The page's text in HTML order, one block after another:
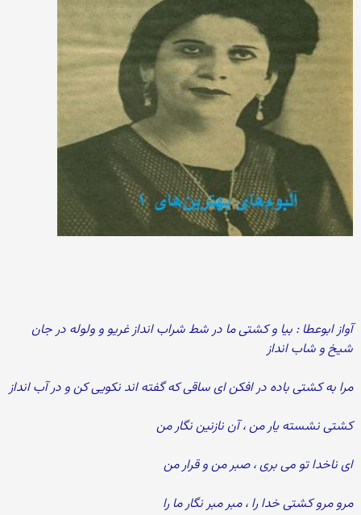
آواز ابوعطا : بیا و کشتی ما در شط شراب انداز غریو و ولوله در جان
شیخ و شاب انداز
مرا به کشتی باده در افکن ای ساقی که گفته اند نکویی کن و در آب انداز
کشتی نشسته یار من ، آن نازنین نگار من
ای ناخدا تو می بری ، صبر من و قرار من
مرو مرو کشتی خدا را ، مبر مبر نگار ما را